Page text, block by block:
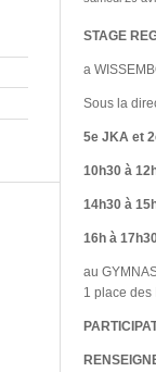
STAGE
a
Sous la
5e JKA et
10h30 à
14h30 à
16h à
au
1 place des